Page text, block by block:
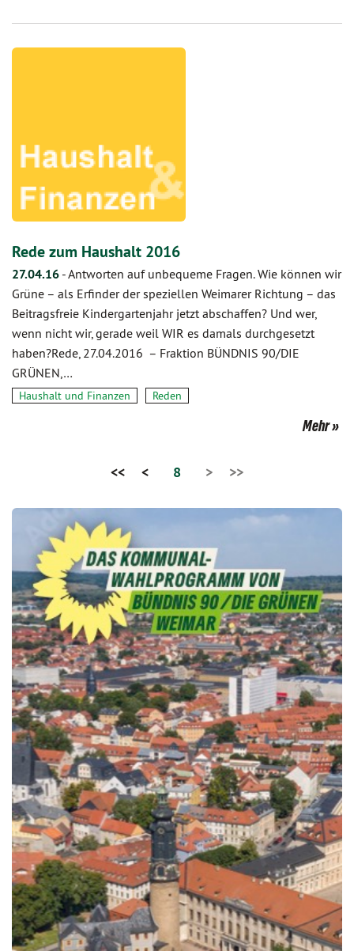
Rede zum Haushalt 2016
27.04.16 -Antworten auf unbequeme Fragen. Wie können wir
Grüne – als Erfinder der speziellen Weimarer Richtung – das
Beitragsfreie Kindergartenjahr jetzt abschaffen? Und wer,
wenn nicht wir, gerade weil WIR es damals durchgesetzt
haben?Rede, 27.04.2016 – Fraktion BÜNDNIS 90/DIE
GRÜNEN,…
Haushalt und Finanzen Reden
Mehr
<< < 8 > >>